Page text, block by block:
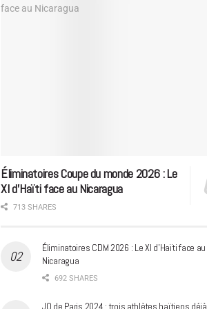
Éliminatoires Coupe du monde 2026 : Le
XI d’Haïti face au Nicaragua
713 SHARES
Éliminatoires CDM 2026 : Le XI d’Haïti face au
Nicaragua
692 SHARES
JO de Paris 2024 : trois athlètes haïtiens déjà